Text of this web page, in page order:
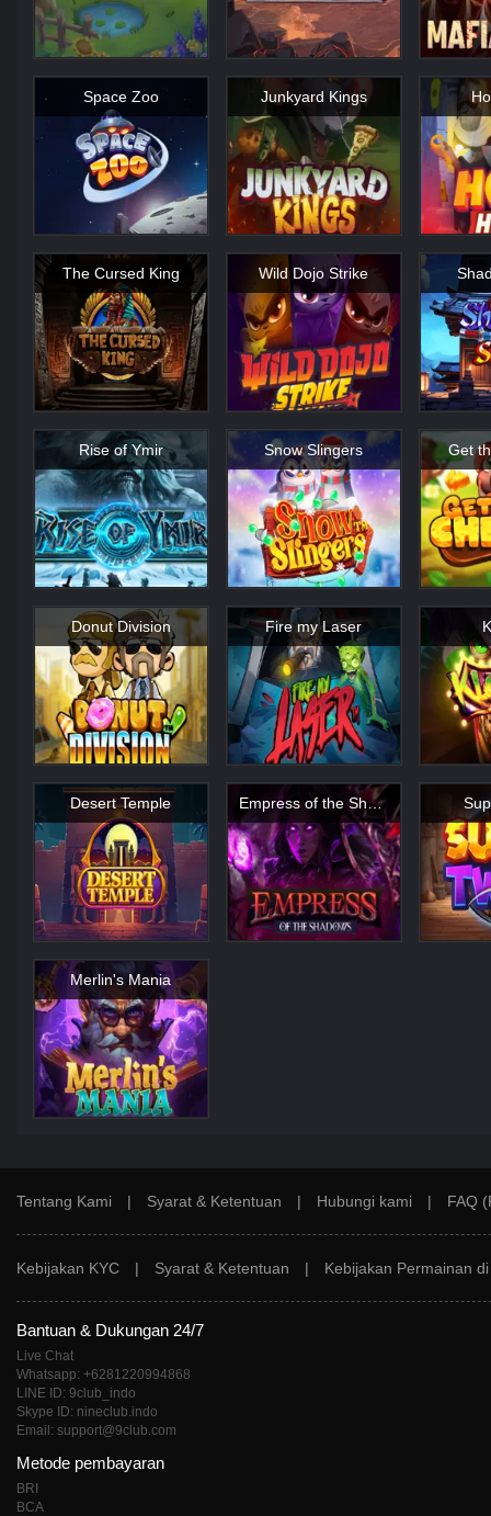
Space Zoo Junkyard Kings
The Cursed King Wild Dojo Strike
Rise of Ymir Snow Slingers Get
Donut Division Fire my Laser
Desert Temple Empress of the Shadows
Merlin's Mania
Tentang Kami | Syarat & Ketentuan | Hubungi kami | FAQ
Kebijakan KYC | Syarat & Ketentuan | Kebijakan Permainan
Bantuan & Dukungan 24/7
Live Chat
Whatsapp: +6281220994868
LINE ID: 9club_indo
Skype ID: nineclub.indo
Email: support@9club.com
Metode pembayaran
BRI
BCA